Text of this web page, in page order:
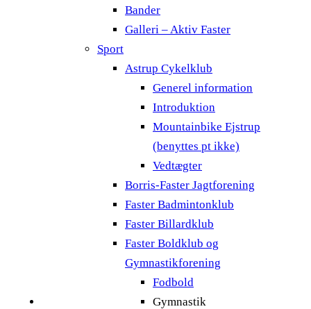
Bander
Galleri – Aktiv Faster
Sport
Astrup Cykelklub
Generel information
Introduktion
Mountainbike Ejstrup
(benyttes pt ikke)
Vedtægter
Borris-Faster Jagtforening
Faster Badmintonklub
Faster Billardklub
Faster Boldklub og
Gymnastikforening
Fodbold
Gymnastik